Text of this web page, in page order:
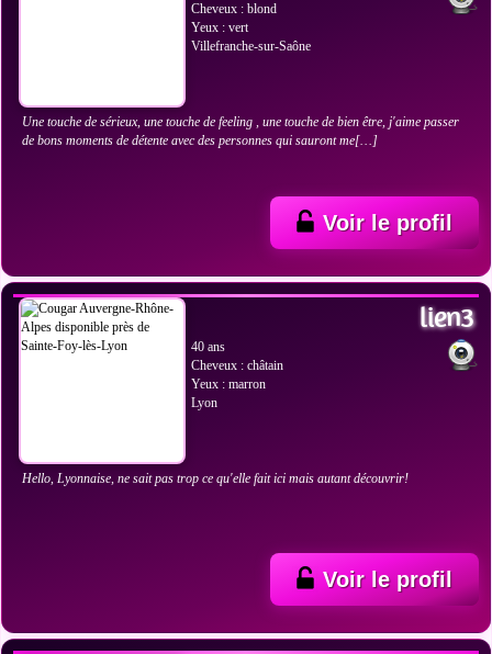
Cheveux : blond
Yeux : vert
Villefranche-sur-Saône
Une touche de sérieux, une touche de feeling , une touche de bien être, j'aime passer
de bons moments de détente avec des personnes qui sauront me[…]
Voir le profil
VOIR LES PHOTOS
lien3
40 ans
Cheveux : châtain
Yeux : marron
Lyon
Hello, Lyonnaise, ne sait pas trop ce qu'elle fait ici mais autant découvrir!
Voir le profil